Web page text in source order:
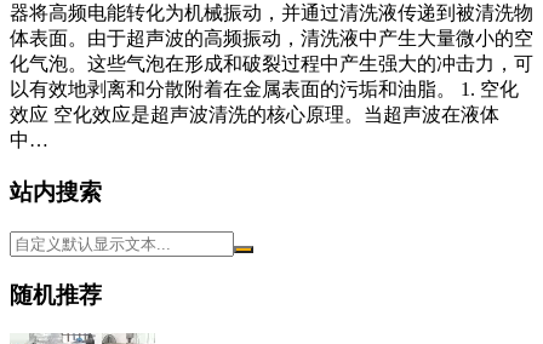
器将高频电能转化为机械振动，并通过清洗液传递到被清洗物
体表面。由于超声波的高频振动，清洗液中产生大量微小的空
化气泡。这些气泡在形成和破裂过程中产生强大的冲击力，可
以有效地剥离和分散附着在金属表面的污垢和油脂。 1. 空化
效应 空化效应是超声波清洗的核心原理。当超声波在液体
中…
站内搜索
随机推荐